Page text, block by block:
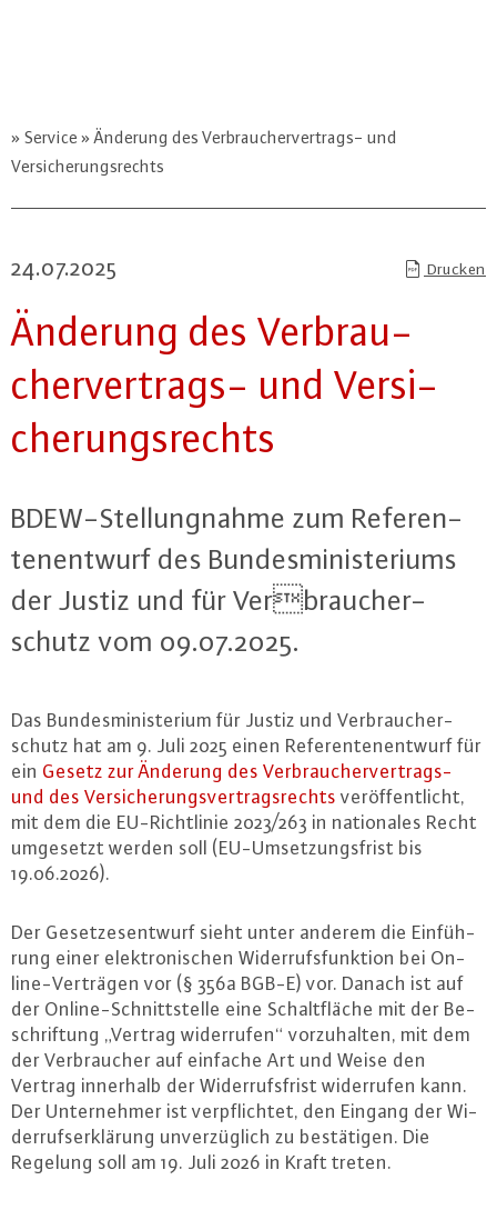
Service
Änderung des Verbrauchervertrags- und
Versicherungsrechts
24.07.2025 Drucken
Änderung des Ver­brau­
cher­ver­trags- und Ver­si­
che­rungs­rechts
BDEW-Stel­lung­nah­me zum Re­fe­ren­
ten­ent­wurf des Bun­des­mi­nis­te­ri­ums
der Justiz und für Verbrau­cher­
schutz vom 09.07.2025.
Das Bun­des­mi­nis­te­ri­um für Justiz und Ver­brau­cher­
schutz hat am 9. Juli 2025 einen Re­fe­ren­ten­ent­wurf für
ein Gesetz zur Änderung des Ver­brau­cher­ver­trags-
und des Ver­si­che­rungs­ver­trags­rechts ver­öf­fent­licht,
mit dem die EU-Richt­li­nie 2023/263 in na­tio­na­les Recht
umgesetzt werden soll (EU-Um­set­zungs­frist bis
19.06.2026).
Der Ge­set­zes­ent­wurf sieht unter anderem die Ein­füh­
rung einer elek­tro­ni­schen Wi­der­rufs­funk­ti­on bei On­
line-Ver­trä­gen vor (§ 356a BGB-E) vor. Danach ist auf
der On­line-Schnitt­stel­le eine Schalt­flä­che mit der Be­
schrif­tung „Vertrag wi­der­ru­fen“ vor­zu­hal­ten, mit dem
der Ver­brau­cher auf einfache Art und Weise den
Vertrag innerhalb der Wi­der­rufs­frist wi­der­ru­fen kann.
Der Un­ter­neh­mer ist ver­pflich­tet, den Eingang der Wi­
der­rufs­er­klä­rung un­ver­züg­lich zu be­stä­ti­gen. Die
Regelung soll am 19. Juli 2026 in Kraft treten.